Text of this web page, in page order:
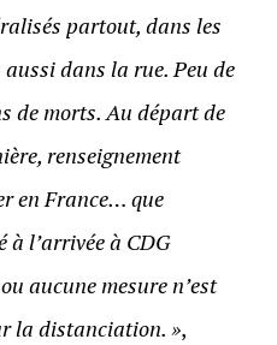
partout, dans les
dans la rue. Peu de
de morts. Au départ de
renseignement
en France… que
à l’arrivée à CDG
aucune mesure n’est
la distanciation. »,